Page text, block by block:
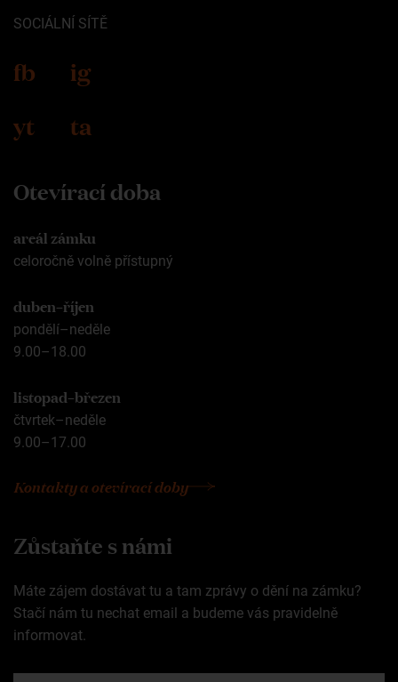
SOCIÁLNÍ SÍTĚ
fb
ig
yt
ta
Otevírací doba
areál zámku
celoročně volně přístupný
duben–říjen
pondělí–neděle
9.00–18.00
listopad–březen
čtvrtek–neděle
9.00–17.00
Kontakty a otevírací doby
Zůstaňte s námi
Máte zájem dostávat tu a tam zprávy o dění na zámku?
Stačí nám tu nechat email a budeme vás pravidelně
informovat.